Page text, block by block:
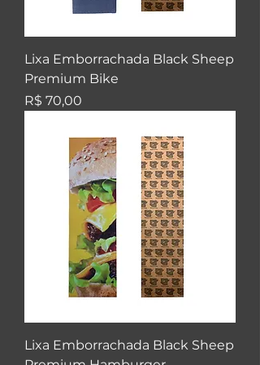
Lixa Emborrachada Black Sheep
Premium Bike
Preço
R$ 70,00
Lixa Emborrachada Black Sheep